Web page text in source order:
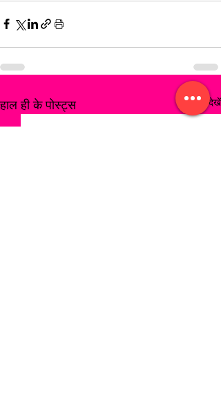
हाल ही के पोस्ट्स सभी देखें